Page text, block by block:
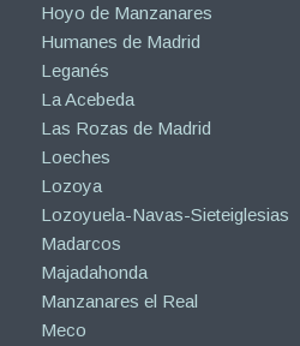
Hoyo de Manzanares
Humanes de Madrid
Leganés
La Acebeda
Las Rozas de Madrid
Loeches
Lozoya
Lozoyuela-Navas-Sieteiglesias
Madarcos
Majadahonda
Manzanares el Real
Meco